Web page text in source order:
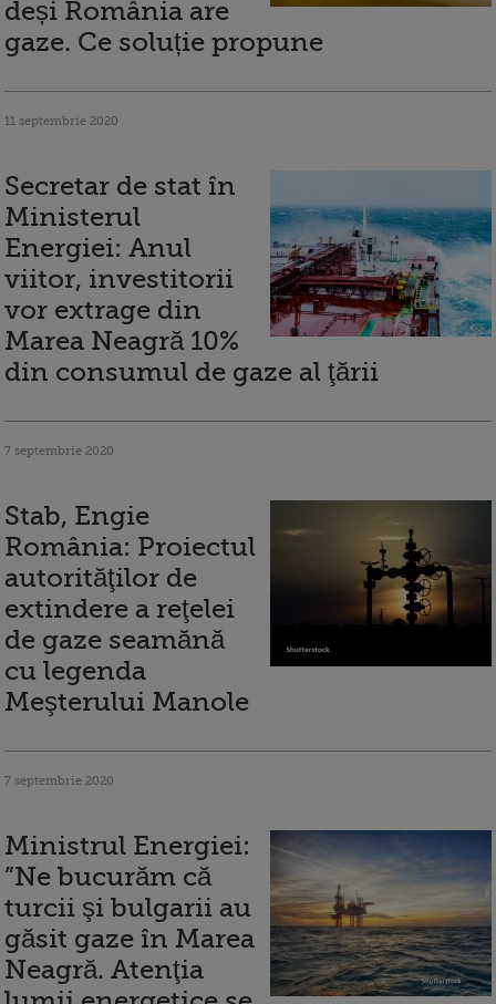
deși România are
gaze. Ce soluție propune
11 septembrie 2020
Secretar de stat în
Ministerul
Energiei: Anul
viitor, investitorii
vor extrage din
Marea Neagră 10%
din consumul de gaze al ţării
7 septembrie 2020
Stab, Engie
România: Proiectul
autorităţilor de
extindere a reţelei
de gaze seamănă
cu legenda
Meşterului Manole
7 septembrie 2020
Ministrul Energiei:
”Ne bucurăm că
turcii şi bulgarii au
găsit gaze în Marea
Neagră. Atenţia